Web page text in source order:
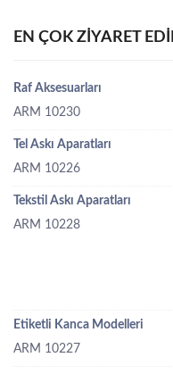
EN ÇOK ZIYARET
Raf Aksesuarları
ARM 10230
Tel Askı Aparatları
ARM 10226
Tekstil Askı Aparatları
ARM 10228
Etiketli Kanca Modelleri
ARM 10227